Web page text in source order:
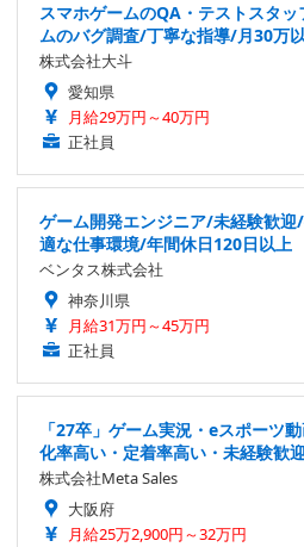
スマホゲームのQA・テストスタ
ムのバグ調査/丁寧な指導/月30万
株式会社大斗
愛知県
月給29万円～40万円
正社員
ゲーム開発エンジニア/未経験歓
適な仕事環境/年間休日120日以上
ベンタス株式会社
神奈川県
月給31万円～45万円
正社員
「27卒」ゲーム実況・eスポーツ
化率高い・定着率高い・未経験歓
株式会社Meta Sales
大阪府
月給25万2,900円～32万円